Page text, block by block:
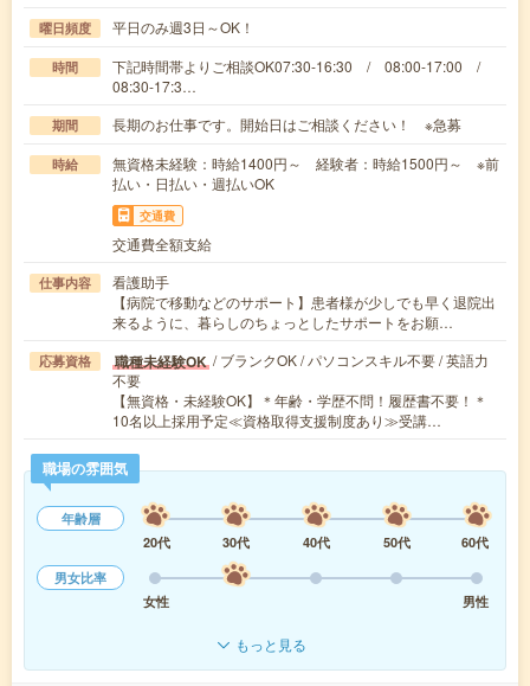
曜日頻度 平日のみ週3日～OK！
時間
下記時間帯よりご相談OK07:30-16:30 / 08:00-17:00 /
08:30-17:3…
期間 長期のお仕事です。開始日はご相談ください！ ※急募
時給
無資格未経験：時給1400円～ 経験者：時給1500円～ ※前
払い・日払い・週払いOK
交通費
交通費全額支給
仕事内容
看護助手
【病院で移動などのサポート】患者様が少しでも早く退院出
来るように、暮らしのちょっとしたサポートをお願…
応募資格 職種未経験OK / ブランクOK / パソコンスキル不要 / 英語力
不要
【無資格・未経験OK】＊年齢・学歴不問！履歴書不要！＊
10名以上採用予定≪資格取得支援制度あり≫受講…
職場の雰囲気
年齢層
20代
30代 40代 50代
60代
男女比率
女性
男性
もっと見る